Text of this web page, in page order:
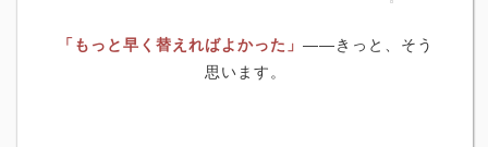
「もっと早く替えればよかった」 ――きっと、そう
思います。